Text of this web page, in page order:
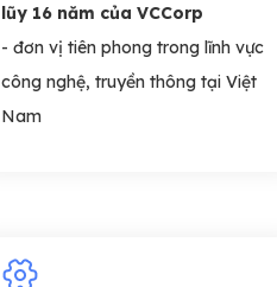
lũy 16 năm của VCCorp
- đơn vị tiên phong trong lĩnh vực
công nghệ, truyền thông tại Việt
Nam